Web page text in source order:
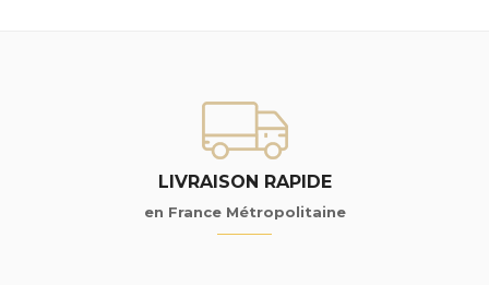
LIVRAISON RAPIDE
en France Métropolitaine